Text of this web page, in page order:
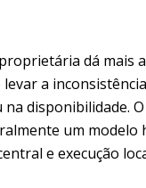
dá mais
levar a
na disponibilidade.
um modelo
e execução